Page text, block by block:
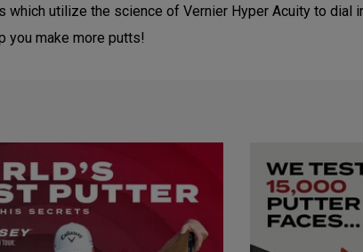
utilize the science of Vernier Hyper Acuity to dial
you make more putts!